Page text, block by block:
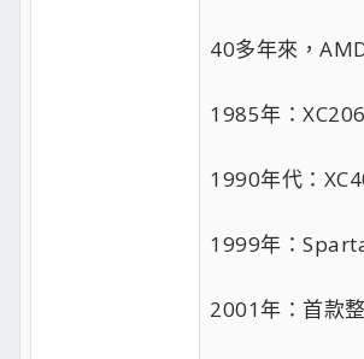
40多年來，
1985年：
1990年代：
1999年：
2001年：首款